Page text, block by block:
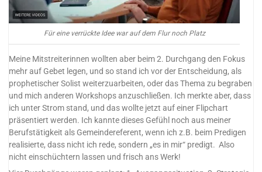
Für eine verrückte Idee war auf dem Flur noch Platz
Meine Mitstreiterinnen wollten aber beim 2. Durchgang den Fokus
mehr auf Gebet legen, und so stand ich vor der Entscheidung, als
prophetischer Solist weiterzuarbeiten, oder das Thema zu begraben
und mich anderen Workshops anzuschließen. Ich merkte aber, dass
ich unter Strom stand, und das wollte jetzt auf einer Flipchart
präsentiert werden. Ich kannte dieses Gefühl noch aus meiner
Berufstätigkeit als Gemeindereferent, wenn ich z.B. beim Predigen
realisierte, dass nicht ich rede, sondern „es in mir“ predigt. Also
nicht einschüchtern lassen und frisch ans Werk!